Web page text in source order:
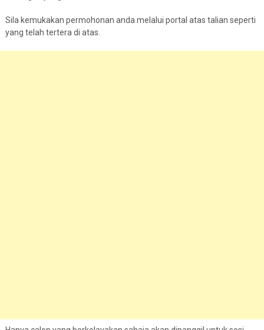
Sila kemukakan permohonan anda melalui portal atas talian seperti
yang telah tertera di atas.